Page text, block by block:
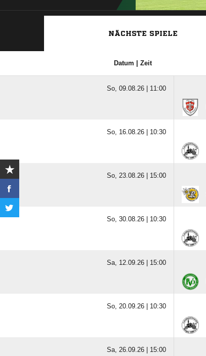
NÄCHSTE SPIELE
Datum | Zeit
So, 09.08.26 | 11:00
So, 16.08.26 | 10:30
So, 23.08.26 | 15:00
So, 30.08.26 | 10:30
Sa, 12.09.26 | 15:00
So, 20.09.26 | 10:30
Sa, 26.09.26 | 15:00